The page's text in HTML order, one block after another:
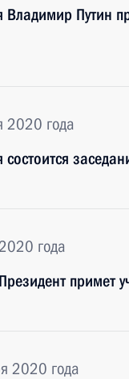
Владимир Путин
2020 года
года
примет
2020 года